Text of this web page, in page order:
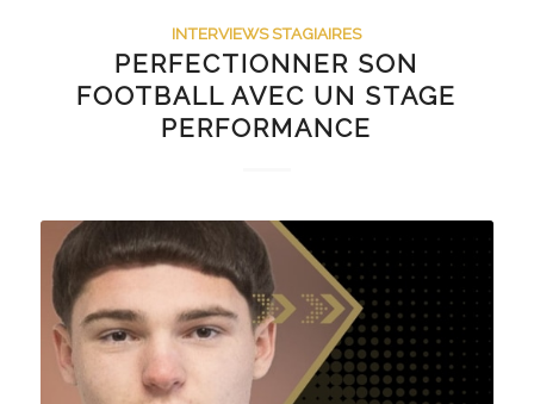
INTERVIEWS STAGIAIRES
PERFECTIONNER SON
FOOTBALL AVEC UN STAGE
PERFORMANCE